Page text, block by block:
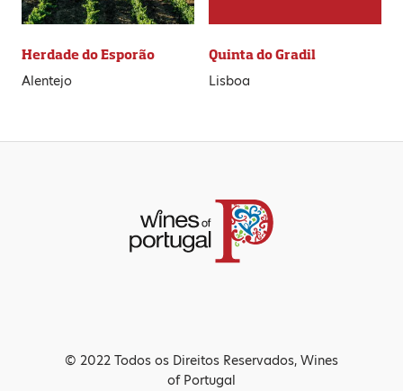
Herdade do Esporão
Alentejo
Quinta do Gradil
Lisboa
© 2022 Todos os Direitos Reservados, Wines
of Portugal